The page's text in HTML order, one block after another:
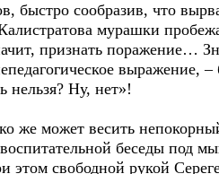
сообразив, что
мурашки
признать поражение…
выражение,
нельзя? Ну, нет»!
же может весить
беседы под
этом свободной рукой